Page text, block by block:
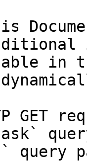
in
GET
query